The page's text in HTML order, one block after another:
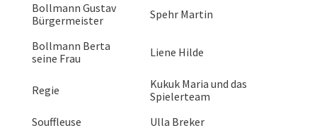
Bollmann Gustav
Bürgermeister
Spehr Martin
Bollmann Berta
seine Frau
Liene Hilde
Regie
Kukuk Maria und das
Spielerteam
Souffleuse
Ulla Breker